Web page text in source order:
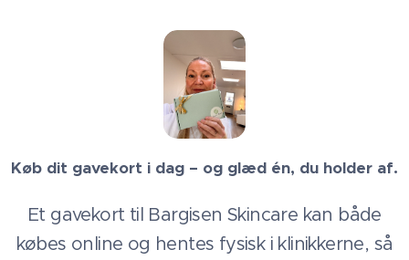
Køb dit gavekort i dag – og glæd én, du holder af.
Et gavekort til Bargisen Skincare kan både
købes online og hentes fysisk i klinikkerne, så